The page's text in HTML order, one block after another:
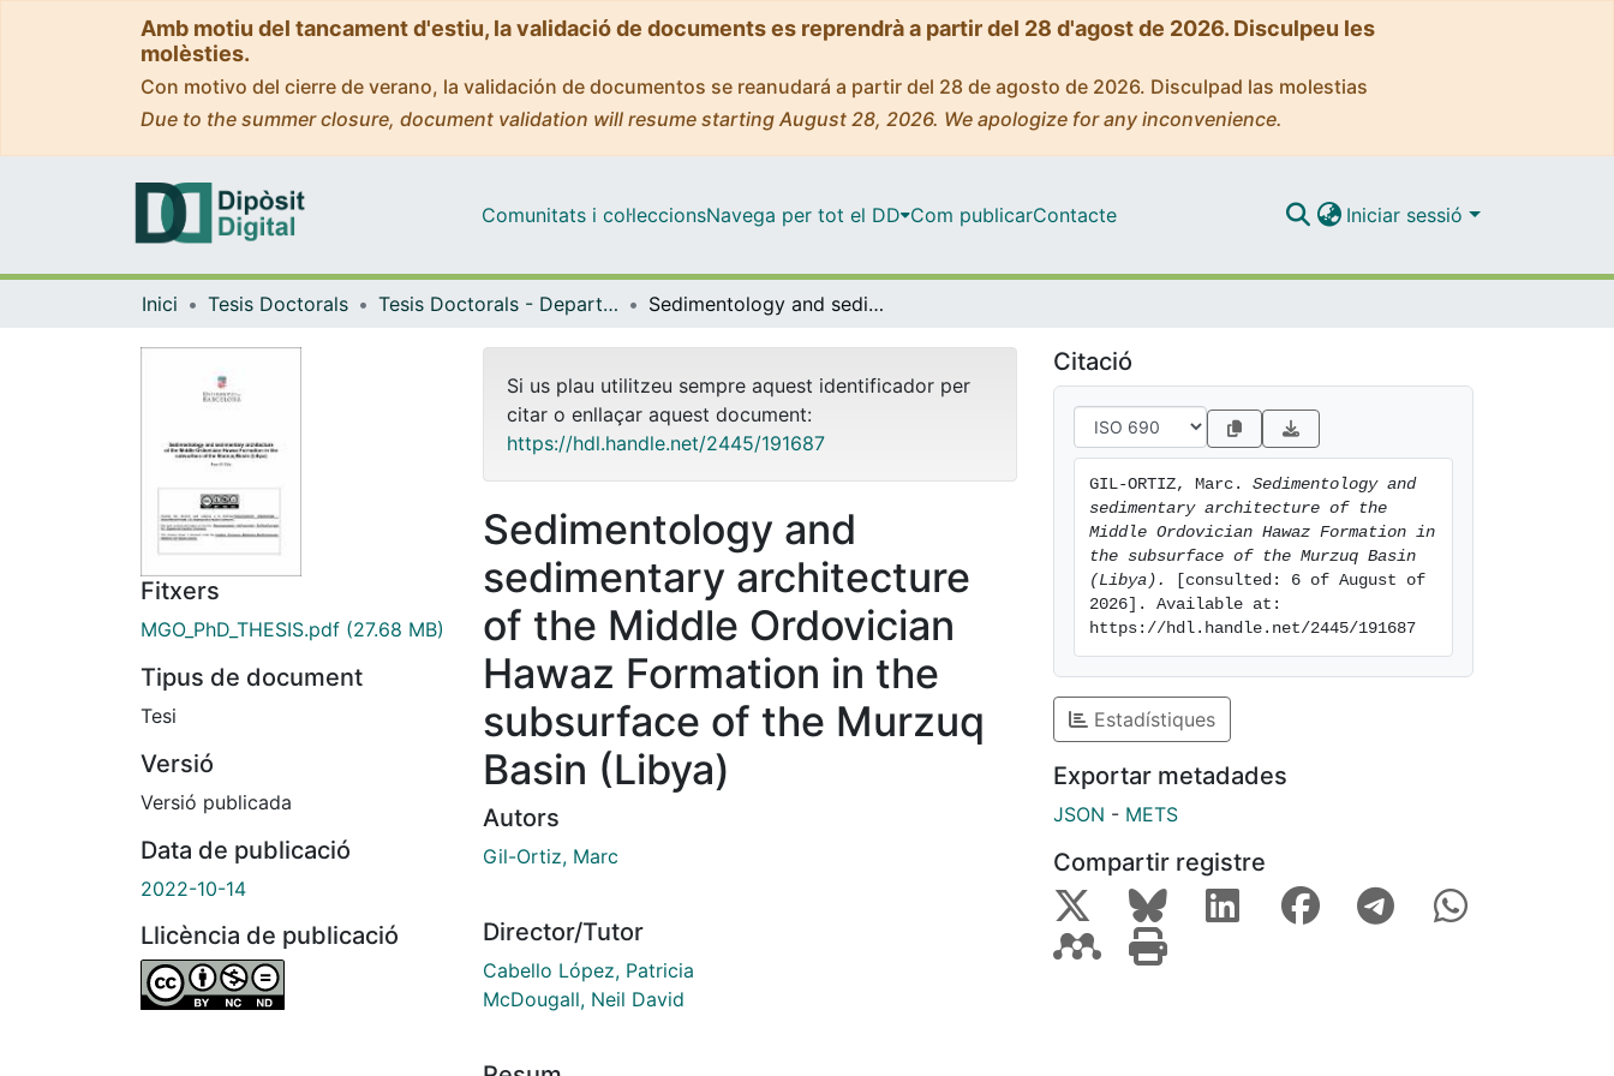
Amb motiu del tancament d'estiu, la validació de documents es reprendrà a partir del 28 d'agost de 2026. Disculpeu les
molèsties.
Con motivo del cierre de verano, la validación de documentos se reanudará a partir del 28 de agosto de 2026. Disculpad las molestias
Due to the summer closure, document validation will resume starting August 28, 2026. We apologize for any inconvenience.
Comunitats i col·leccionsNavega per tot el DD Com publicarContacte Iniciar sessió
Inici Tesis Doctorals Tesis Doctorals - Departament - Dinàmica de la Terra i de l'Oceà Sedimentology and sedimentary architecture of the Middle Ordovician Hawaz Formation in the subsurface of the Murzuq Basin (Libya)
Fitxers
MGO_PhD_THESIS.pdf (27.68 MB)
Tipus de document
Tesi
Versió
Versió publicada
Data de publicació
2022-10-14
Llicència de publicació
Si us plau utilitzeu sempre aquest identificador per
citar o enllaçar aquest document:
https://hdl.handle.net/2445/191687
Sedimentology and
sedimentary architecture
of the Middle Ordovician
Hawaz Formation in the
subsurface of the Murzuq
Basin (Libya)
Autors
Gil-Ortiz, Marc
Director/Tutor
Cabello López, Patricia
McDougall, Neil David
Citació
GIL-ORTIZ, Marc. Sedimentology and
sedimentary architecture of the
Middle Ordovician Hawaz Formation in
the subsurface of the Murzuq Basin
(Libya).
[consulted: 6 of August of
2026]. Available at:
https://hdl.handle.net/2445/191687
Estadístiques
Exportar metadades
JSON - METS
Compartir registre